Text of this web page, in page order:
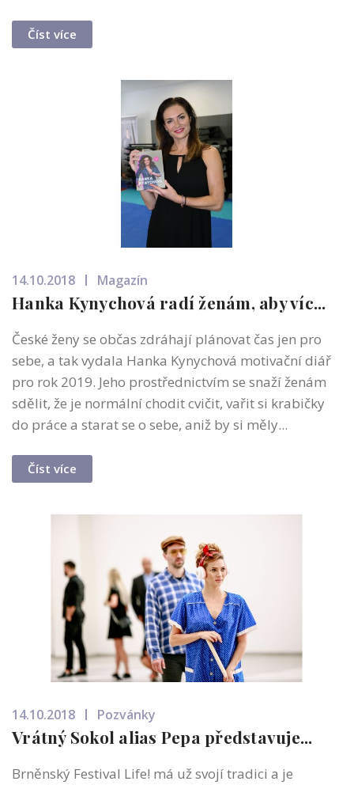
Číst více
14.10.2018 Magazín
Hanka Kynychová radí ženám, aby víc...
České ženy se občas zdráhají plánovat čas jen pro
sebe, a tak vydala Hanka Kynychová motivační diář
pro rok 2019. Jeho prostřednictvím se snaží ženám
sdělit, že je normální chodit cvičit, vařit si krabičky
do práce a starat se o sebe, aniž by si měly...
Číst více
14.10.2018 Pozvánky
Vrátný Sokol alias Pepa představuje...
Brněnský Festival Life! má už svojí tradici a je